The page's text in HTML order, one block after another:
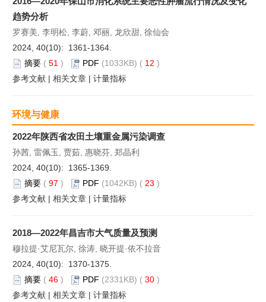
趋势分析
罗赛美, 李明松, 李蔚, 邓丽, 龙欣甜, 徐仙会
2024, 40(10): 1361-1364.
摘要 ( 51 ) PDF (1033KB) ( 12 )
参考文献 | 相关文章 | 计量指标
环境与健康
2022年陕西省农田土壤重金属污染调查
孙茜, 雷佩玉, 贾茹, 惠晓芬, 郑晶利
2024, 40(10): 1365-1369.
摘要 ( 97 ) PDF (1042KB) ( 23 )
参考文献 | 相关文章 | 计量指标
2018—2022年昌吉市大气质量及预测
穆拉提·艾尼瓦尔, 徐涛, 晓开提·依不拉音
2024, 40(10): 1370-1375.
摘要 ( 46 ) PDF (2331KB) ( 30 )
参考文献 | 相关文章 | 计量指标